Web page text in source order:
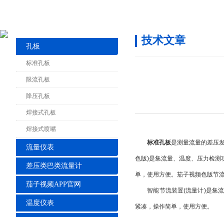
孔板
标准孔板
限流孔板
降压孔板
焊接式孔板
焊接式喷嘴
流量仪表
差压类巴类流量计
茄子视频APP官网
温度仪表
技术文章
标准孔板是测量流量的差压
色版)是集流量、温度、压力检
单，使用方便。茄子视频色版节
智能节流装置(流量计)是集流
紧凑，操作简单，使用方便。